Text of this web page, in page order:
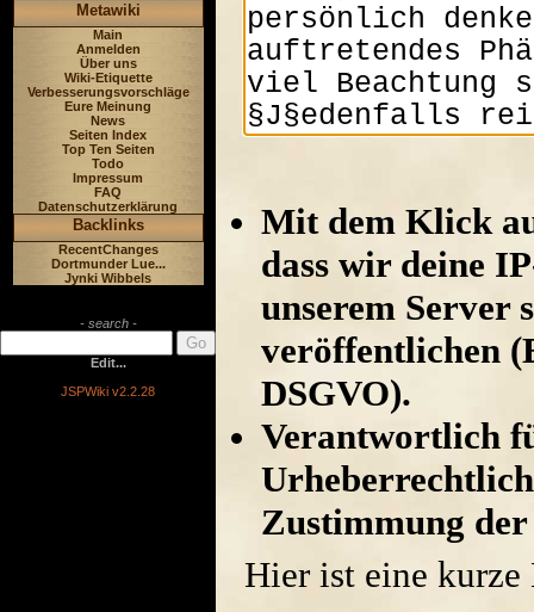
Metawiki
Main
Anmelden
Über uns
Wiki-Etiquette
Verbesserungsvorschläge
Eure Meinung
News
Seiten Index
Top Ten Seiten
Todo
Impressum
FAQ
Datenschutzerklärung
Backlinks
RecentChanges
Dortmunder Lue...
Jynki Wibbels
- search -
Edit...
JSPWiki v2.2.28
Mit dem Klick
dass wir deine
unserem Server
veröffentlichen
DSGVO).
Verantwortlich
Zustimmung
Hier ist eine